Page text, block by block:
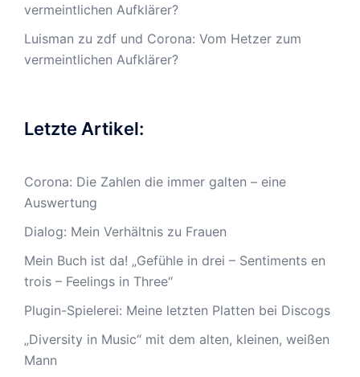
vermeintlichen Aufklärer?
Luisman zu zdf und Corona: Vom Hetzer zum
vermeintlichen Aufklärer?
Letzte Artikel:
Corona: Die Zahlen die immer galten – eine
Auswertung
Dialog: Mein Verhältnis zu Frauen
Mein Buch ist da! „Gefühle in drei – Sentiments en
trois – Feelings in Three“
Plugin-Spielerei: Meine letzten Platten bei Discogs
„Diversity in Music“ mit dem alten, kleinen, weißen
Mann